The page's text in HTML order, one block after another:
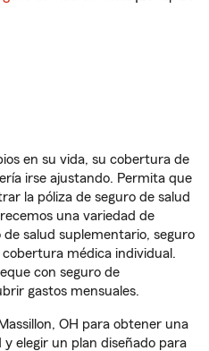
en su vida, su cobertura de
irse ajustando. Permita que
la póliza de seguro de salud
una variedad de
salud suplementario, seguro
médica individual.
con seguro de
gastos mensuales.
OH para obtener una
elegir un plan diseñado para